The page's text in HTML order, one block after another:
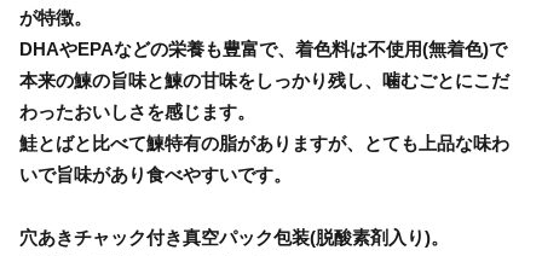
が特徴。
DHAやEPAなどの栄養も豊富で、着色料は不使用(無着色)で
本来の鰊の旨味と鰊の甘味をしっかり残し、噛むごとにこだ
わったおいしさを感じます。
鮭とばと比べて鰊特有の脂がありますが、とても上品な味わ
いで旨味があり食べやすいです。
穴あきチャック付き真空パック包装(脱酸素剤入り)。